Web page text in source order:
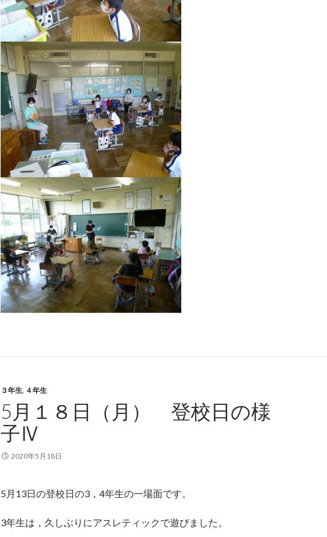
３年生, ４年生
5月１８日（月） 登校日の様
子Ⅳ
2020年5月18日
5月13日の登校日の3，4年生の一場面です。
3年生は，久しぶりにアスレティックで遊びました。